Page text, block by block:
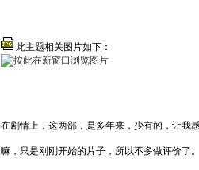
此主题相关图片如下：
在剧情上，这两部，是多年来，少有的，让我
嘛，只是刚刚开始的片子，所以不多做评价了。